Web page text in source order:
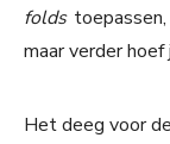
folds
maar verder
Het deeg voor